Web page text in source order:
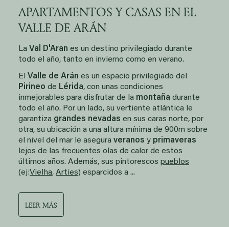
APARTAMENTOS Y CASAS EN EL
VALLE DE ARÁN
La Val D'Aran es un destino privilegiado durante
todo el año, tanto en invierno como en verano.
El Valle de Arán es un espacio privilegiado del
Pirineo de Lérida, con unas condiciones
inmejorables para disfrutar de la montaña durante
todo el año. Por un lado, su vertiente atlántica le
garantiza grandes nevadas en sus caras norte, por
otra, su ubicación a una altura mínima de 900m sobre
el nivel del mar le asegura veranos y primaveras
lejos de las frecuentes olas de calor de estos
últimos años. Además, sus pintorescos pueblos
(ej:Vielha, Arties) esparcidos a ...
LEER MÁS